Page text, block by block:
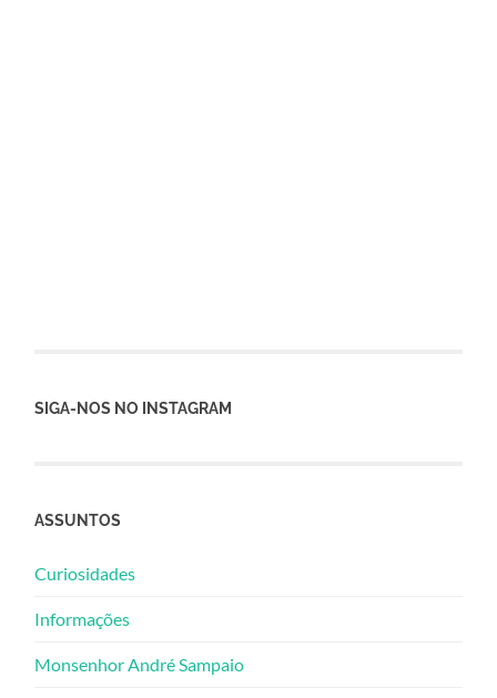
SIGA-NOS NO INSTAGRAM
ASSUNTOS
Curiosidades
Informações
Monsenhor André Sampaio